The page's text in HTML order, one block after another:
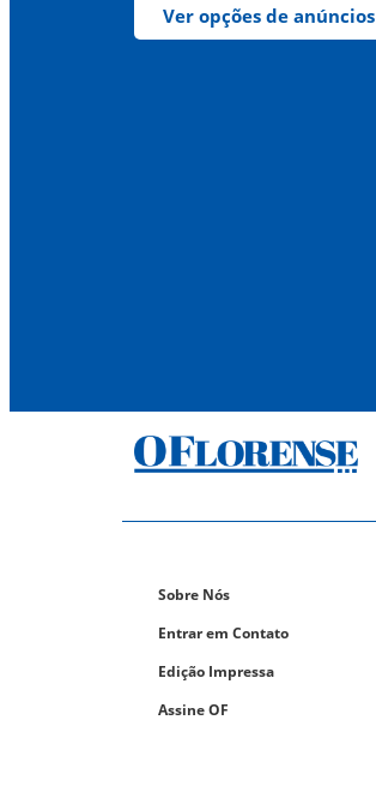
Ver opções de anúncios
Sobre Nós
Entrar em Contato
Edição Impressa
Assine OF